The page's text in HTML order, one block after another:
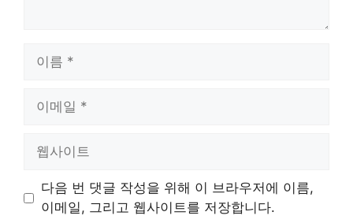
트
다음 번 댓글 작성을 위해 이 브라우저에 이름,
이메일, 그리고 웹사이트를 저장합니다.